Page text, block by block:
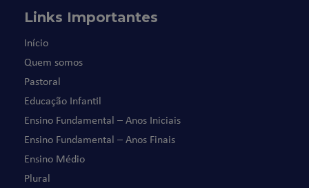
Links Importantes
Início
Quem somos
Pastoral
Educação Infantil
Ensino Fundamental – Anos Iniciais
Ensino Fundamental – Anos Finais
Ensino Médio
Plural